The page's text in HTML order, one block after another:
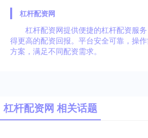
杠杆配资网
杠杆配资网提供便捷的杠杆配资服
得更高的配资回报。平台安全可靠，操
方案，满足不同配资需求。
杠杆配资网 相关话题